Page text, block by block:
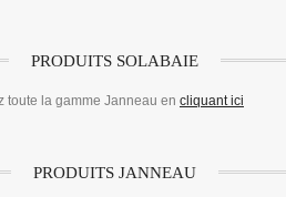
PRODUITS SOLABAIE
toute la gamme Janneau en cliquant ici
PRODUITS JANNEAU